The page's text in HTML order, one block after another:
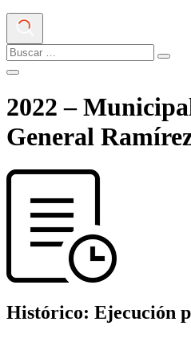
2022 –
General
Histórico: Ejecución